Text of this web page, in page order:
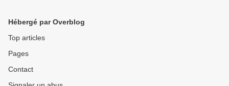
Hébergé par Overblog
Top articles
Pages
Contact